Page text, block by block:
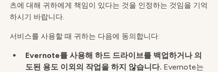
츠에 대해 귀하에게 책임이 있다는 것을 인정하는 것임을 기억
하시기 바랍니다.
서비스를 사용할 때 귀하는 다음에 동의합니다:
Evernote를 사용해 하드 드라이브를 백업하거나 의
도된 용도 이외의 작업을 하지 않습니다. Evernote는